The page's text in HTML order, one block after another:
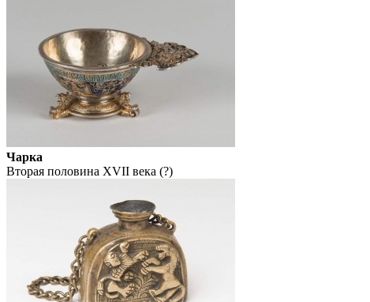
Чарка
Вторая половина XVII века (?)